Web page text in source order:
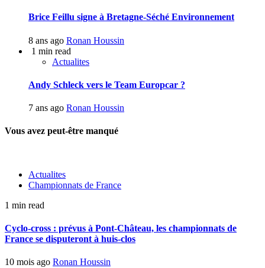
Brice Feillu signe à Bretagne-Séché Environnement
8 ans ago Ronan Houssin
1 min read
Actualites
Andy Schleck vers le Team Europcar ?
7 ans ago Ronan Houssin
Vous avez peut-être manqué
Actualites
Championnats de France
1 min read
Cyclo-cross : prévus à Pont-Château, les championnats de
France se disputeront à huis-clos
10 mois ago Ronan Houssin